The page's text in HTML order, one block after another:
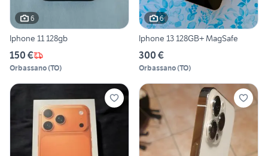
6
Iphone 11 128gb
150 €
Orbassano(TO)
6
Iphone 13 128GB+ MagSafe
300 €
Orbassano(TO)